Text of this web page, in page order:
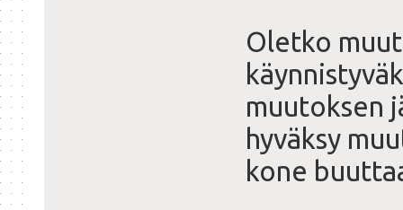
Oletko
muutoksen
hyväksy
kone